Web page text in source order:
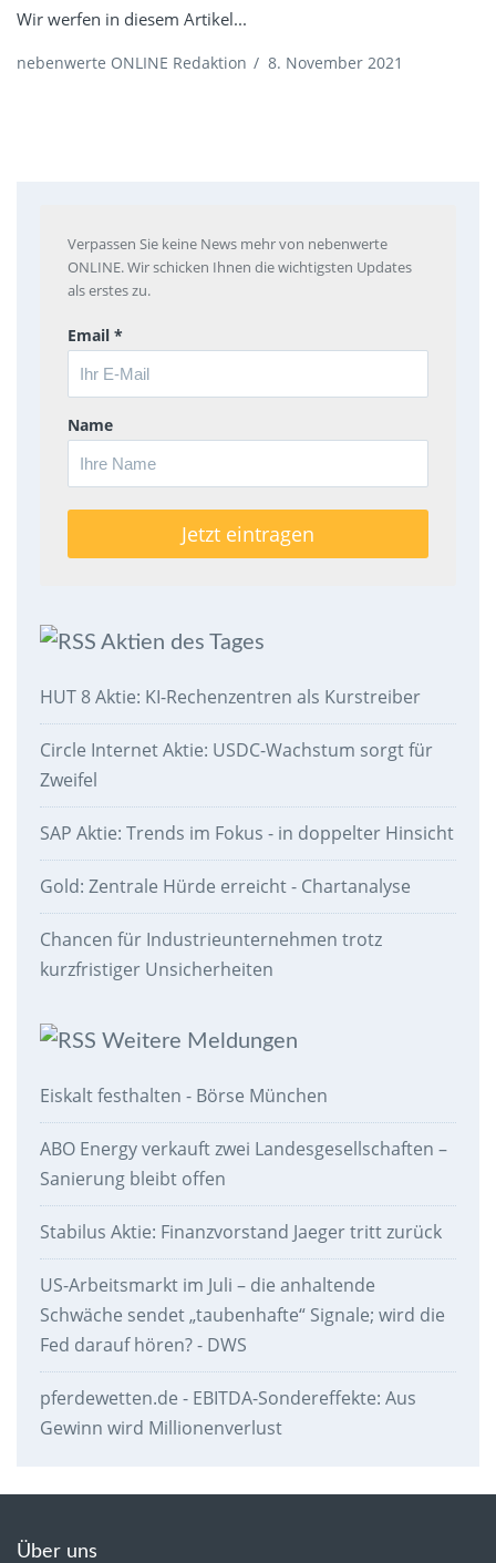
Wir werfen in diesem Artikel...
nebenwerte ONLINE Redaktion / 8. November 2021
Verpassen Sie keine News mehr von nebenwerte
ONLINE. Wir schicken Ihnen die wichtigsten Updates
als erstes zu.
Email *
Name
Aktien des Tages
HUT 8 Aktie: KI-Rechenzentren als Kurstreiber
Circle Internet Aktie: USDC-Wachstum sorgt für
Zweifel
SAP Aktie: Trends im Fokus - in doppelter Hinsicht
Gold: Zentrale Hürde erreicht - Chartanalyse
Chancen für Industrieunternehmen trotz
kurzfristiger Unsicherheiten
Weitere Meldungen
Eiskalt festhalten - Börse München
ABO Energy verkauft zwei Landesgesellschaften –
Sanierung bleibt offen
Stabilus Aktie: Finanzvorstand Jaeger tritt zurück
US-Arbeitsmarkt im Juli – die anhaltende
Schwäche sendet „taubenhafte“ Signale; wird die
Fed darauf hören? - DWS
pferdewetten.de - EBITDA-Sondereffekte: Aus
Gewinn wird Millionenverlust
Über uns